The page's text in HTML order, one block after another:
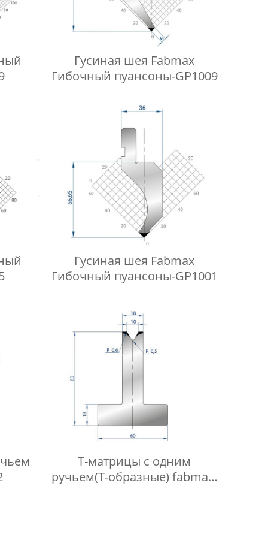
Гусиная шея Fabmax
Гибочный пуансоны-GP1009
Гусиная шея Fabmax
Гибочный пуансоны-GP1001
Т-матрицы с одним
ручьем(Т-образные) fabmax-